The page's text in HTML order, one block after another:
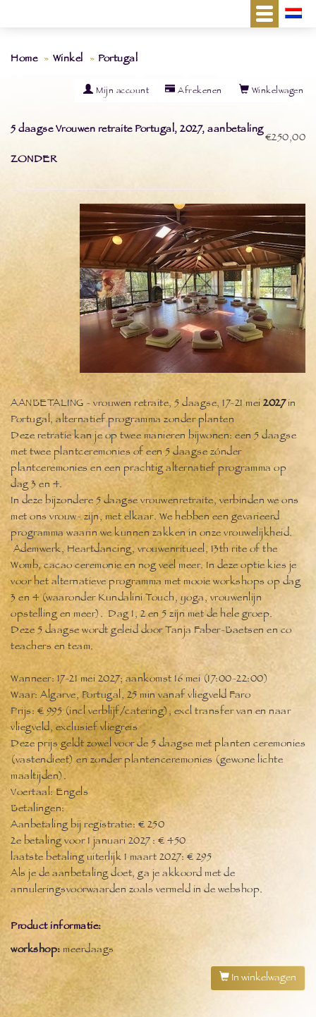
Home Winkel Portugal
Winkelwagen
Afrekenen
Mijn account
€250,00
5 daagse Vrouwen retraite Portugal, 2027, aanbetaling
ZONDER
AANBETALING - vrouwen retraite, 5 daagse, 17-21 mei2027in
Portugal, alternatief programma zonder planten
Deze retratie kan je op twee manieren bijwonen: een 5 daagse
met twee plantceremonies of een 5 daagse zónder
plantceremonies en een prachtig alternatief programma op
dag 3 en 4.
In deze bijzondere 5 daagse vrouwenretraite, verbinden we ons
met ons vrouw- zijn, met elkaar. We hebben een gevarieerd
programma waarin we kunnen zakken in onze vrouwelijkheid.
Ademwerk, Heartdancing, vrouwenritueel, 13th rite of the
Womb, cacao ceremonie en nog veel meer. In deze optie kies je
voor het alternatieve programma met mooie workshops op dag
3 en 4 (waaronder Kundalini Touch, yoga, vrouwenlijn
opstelling en meer). Dag 1, 2 en 5 zijn met de hele groep.
Deze 5 daagse wordt geleid door Tanja Faber-Baetsen en co
teachers en team.
Wanneer: 17-21 mei 2027; aankomst 16 mei (17:00-22:00)
Waar: Algarve, Portugal, 25 min vanaf vliegveld Faro
Prijs: € 995 (incl verblijf/catering), excl transfer van en naar
vliegveld, exclusief vliegreis
Deze prijs geldt zowel voor de 5 daagse met planten ceremonies
(vastendieet) en zonder plantenceremonies (gewone lichte
maaltijden).
Voertaal: Engels
Betalingen:
Aanbetaling bij registratie: € 250
2e betaling voor 1 januari 2027 : € 450
laatste betaling uiterlijk 1 maart 2027: € 295
Als je de aanbetaling doet, ga je akkoord met de
annuleringsvoorwaarden zoals vermeld in de webshop.
Product informatie:
workshop: meerdaags
In winkelwagen